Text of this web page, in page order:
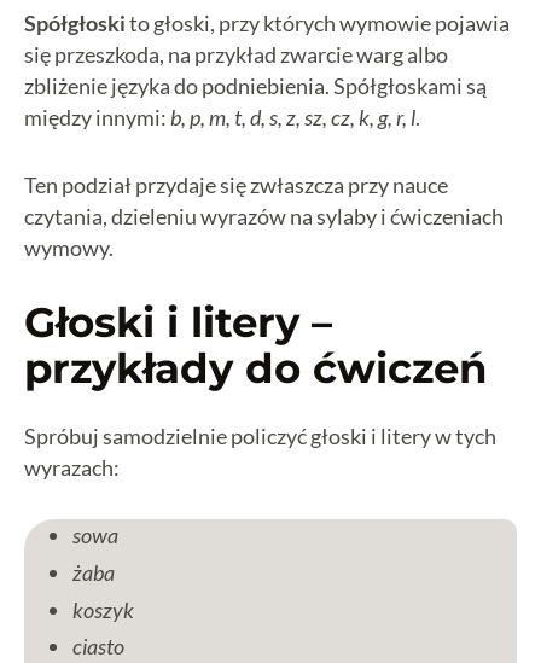
Spółgłoskito głoski, przy których wymowie pojawia
się przeszkoda, na przykład zwarcie warg albo
zbliżenie języka do podniebienia. Spółgłoskami są
między innymi: b, p, m, t, d, s, z, sz, cz, k, g, r, l.
Ten podział przydaje się zwłaszcza przy nauce
czytania, dzieleniu wyrazów na sylaby i ćwiczeniach
wymowy.
Głoski i litery –
przykłady do ćwiczeń
Spróbuj samodzielnie policzyć głoski i litery w tych
wyrazach:
sowa
żaba
koszyk
ciasto